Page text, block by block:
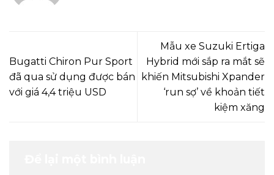
Bugatti Chiron Pur Sport
đã qua sử dụng được bán
với giá 4,4 triệu USD
Mẫu xe Suzuki Ertiga
Hybrid mới sắp ra mắt sẽ
khiến Mitsubishi Xpander
‘run sợ’ về khoản tiết
kiệm xăng